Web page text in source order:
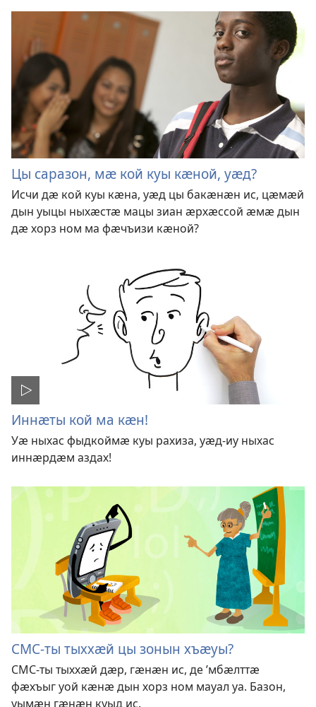
Цы саразон, мӕ кой куы кӕной, уӕд?
Исчи дӕ кой куы кӕна, уӕд цы бакӕнӕн ис, цӕмӕй
дын уыцы ныхӕстӕ мацы зиан ӕрхӕссой ӕмӕ дын
дӕ хорз ном ма фӕчъизи кӕной?
Иннӕты кой ма кӕн!
Уӕ ныхас фыдкоймӕ куы рахиза, уӕд-иу ныхас
иннӕрдӕм аздах!
СМС-ты тыххӕй цы зонын хъӕуы?
СМС-ты тыххӕй дӕр, гӕнӕн ис, де ’мбӕлттӕ
фӕхъыг уой кӕнӕ дын хорз ном мауал уа. Базон,
уымӕн гӕнӕн куыд ис.